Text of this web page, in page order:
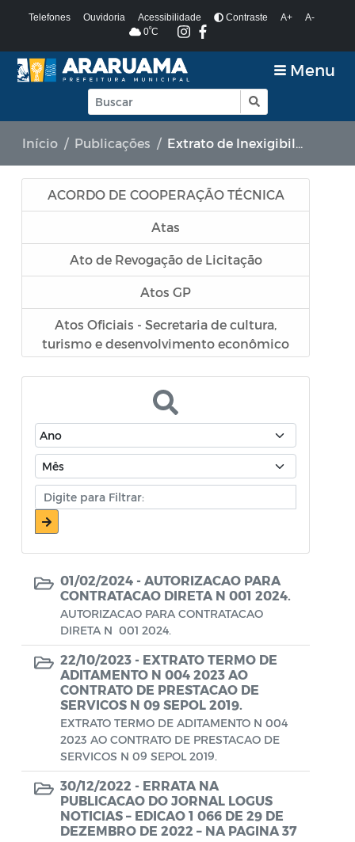
Telefones Ouvidoria Acessibilidade Contraste A+
A-
0ºC
Menu
Início Publicações Extrato de Inexigibilidade
ACORDO DE COOPERAÇÃO TÉCNICA
Atas
Ato de Revogação de Licitação
Atos GP
Atos Oficiais - Secretaria de cultura,
turismo e desenvolvimento econômico
Atos Oficiais - Secretaria de Educação
Atos Oficiais - Secretaria de Fazenda e
Planejamento
Atos Oficiais - Secretaria de Saúde
Atos Oficiais - Secretaria de Transportes
Atos Oficiais - Secretaria Municipal de
Atos Oficiais - Secretaria Municipal de
Política Social, Trabalho, Habitação,
Terceira Idade e Desenvolvimento
Humano
Autorização Para Início de Obras
Aviso de rescisão unilateral
CADEP - Comissão de Análise de Defesa
Prévia
CONCURSO GUARDA MUNICIPAL Nº 002
Concurso Público
01/02/2024 - AUTORIZACAO PARA
CONTRATACAO DIRETA N 001 2024.
AUTORIZACAO PARA CONTRATACAO
DIRETA N 001 2024.
22/10/2023 - EXTRATO TERMO DE
ADITAMENTO N 004 2023 AO
CONTRATO DE PRESTACAO DE
SERVICOS N 09 SEPOL 2019.
EXTRATO TERMO DE ADITAMENTO N 004
2023 AO CONTRATO DE PRESTACAO DE
SERVICOS N 09 SEPOL 2019.
30/12/2022 - ERRATA NA
PUBLICACAO DO JORNAL LOGUS
NOTICIAS – EDICAO 1 066 DE 29 DE
DEZEMBRO DE 2022 – NA PAGINA 37